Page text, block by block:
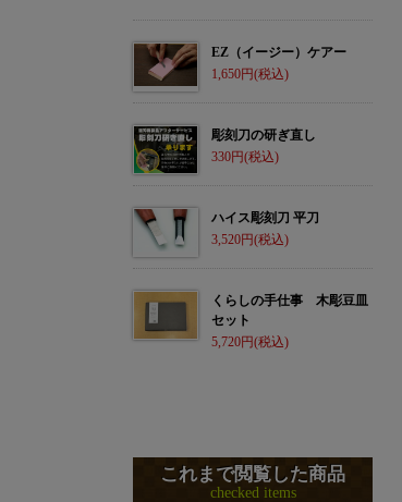
EZ（イージー）ケアー
1,650
彫刻刀の研ぎ直し
330
ハイス彫刻刀 平刀
3,520
くらしの手仕事 木彫豆皿
セット
5,720
これまで閲覧した商品
checked items